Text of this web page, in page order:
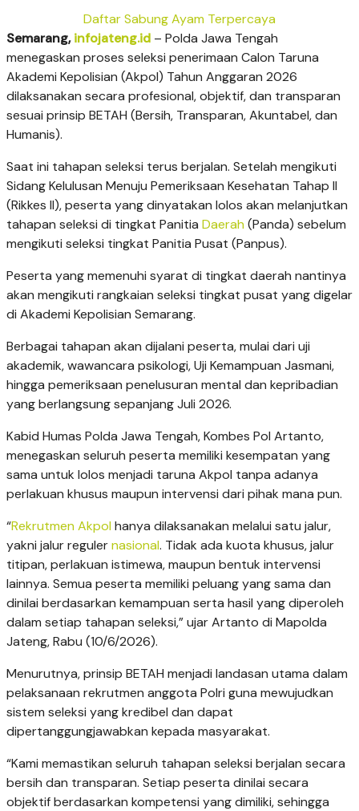
Daftar Sabung Ayam Terpercaya
Semarang,infojateng.id – Polda Jawa Tengah
menegaskan proses seleksi penerimaan Calon Taruna
Akademi Kepolisian (Akpol) Tahun Anggaran 2026
dilaksanakan secara profesional, objektif, dan transparan
sesuai prinsip BETAH (Bersih, Transparan, Akuntabel, dan
Humanis).
Saat ini tahapan seleksi terus berjalan. Setelah mengikuti
Sidang Kelulusan Menuju Pemeriksaan Kesehatan Tahap II
(Rikkes II), peserta yang dinyatakan lolos akan melanjutkan
tahapan seleksi di tingkat Panitia Daerah (Panda) sebelum
mengikuti seleksi tingkat Panitia Pusat (Panpus).
Peserta yang memenuhi syarat di tingkat daerah nantinya
akan mengikuti rangkaian seleksi tingkat pusat yang digelar
di Akademi Kepolisian Semarang.
Berbagai tahapan akan dijalani peserta, mulai dari uji
akademik, wawancara psikologi, Uji Kemampuan Jasmani,
hingga pemeriksaan penelusuran mental dan kepribadian
yang berlangsung sepanjang Juli 2026.
Kabid Humas Polda Jawa Tengah, Kombes Pol Artanto,
menegaskan seluruh peserta memiliki kesempatan yang
sama untuk lolos menjadi taruna Akpol tanpa adanya
perlakuan khusus maupun intervensi dari pihak mana pun.
“Rekrutmen Akpol hanya dilaksanakan melalui satu jalur,
yakni jalur regulernasional. Tidak ada kuota khusus, jalur
titipan, perlakuan istimewa, maupun bentuk intervensi
lainnya. Semua peserta memiliki peluang yang sama dan
dinilai berdasarkan kemampuan serta hasil yang diperoleh
dalam setiap tahapan seleksi,” ujar Artanto di Mapolda
Jateng, Rabu (10/6/2026).
Menurutnya, prinsip BETAH menjadi landasan utama dalam
pelaksanaan rekrutmen anggota Polri guna mewujudkan
sistem seleksi yang kredibel dan dapat
dipertanggungjawabkan kepada masyarakat.
“Kami memastikan seluruh tahapan seleksi berjalan secara
bersih dan transparan. Setiap peserta dinilai secara
objektif berdasarkan kompetensi yang dimiliki, sehingga